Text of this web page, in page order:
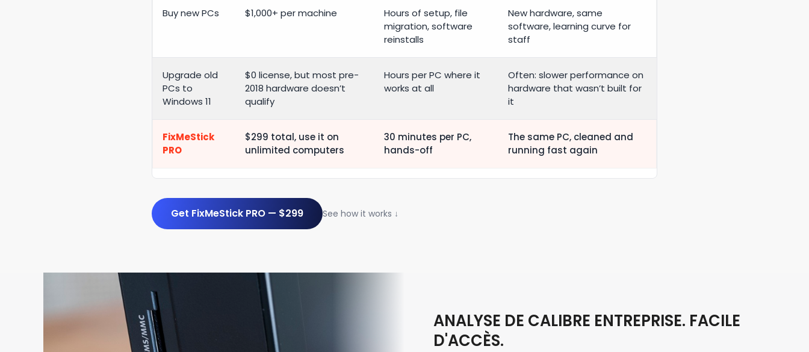
Buy new PCs $1,000+ per machine
Hours of setup, file
migration, software
reinstalls
New hardware, same
software, learning curve for
staff
Upgrade old
PCs to
Windows 11
$0 license, but most pre-
2018 hardware doesn’t
qualify
Hours per PC where it
works at all
Often: slower performance on
hardware that wasn’t built for
it
FixMeStick
PRO
$299 total, use it on
unlimited computers
30 minutes per PC,
hands-off
The same PC, cleaned and
running fast again
Get FixMeStick PRO — $299 See how it works ↓
ANALYSE DE CALIBRE ENTREPRISE. FACILE
D'ACCÈS.